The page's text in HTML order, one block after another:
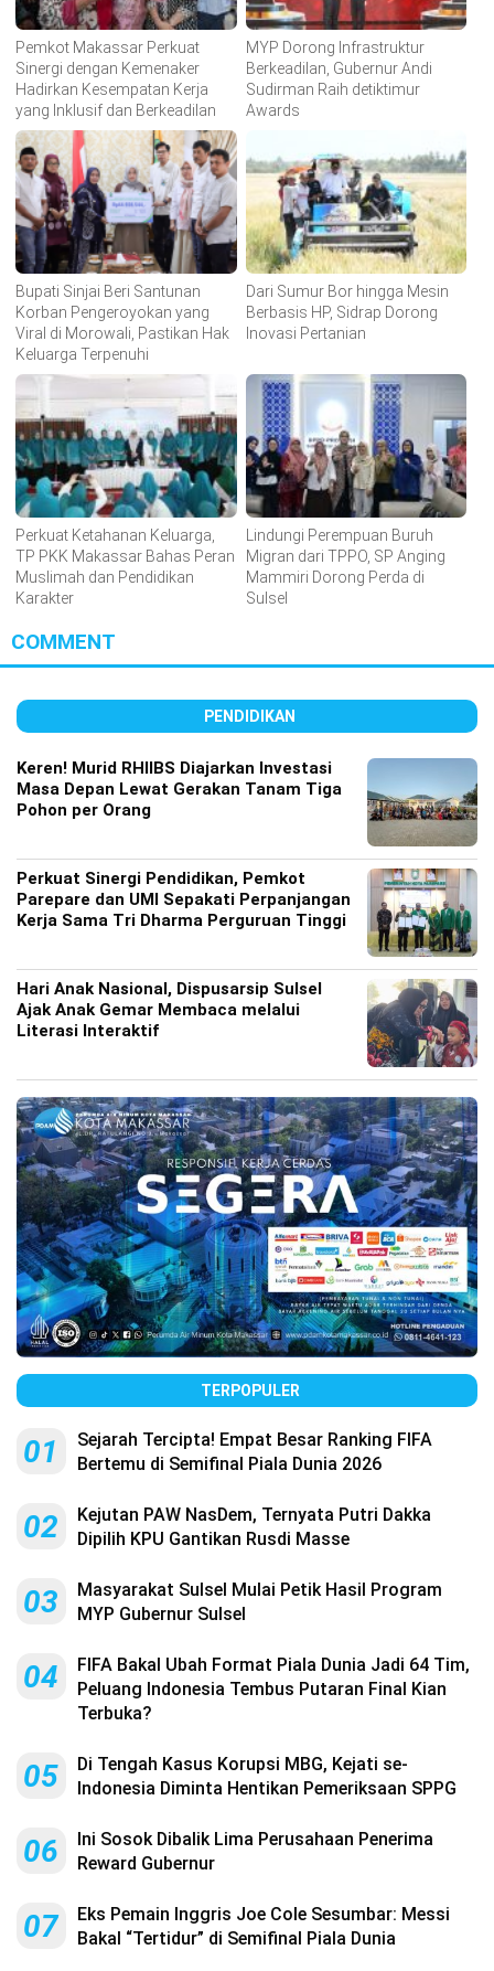
Pemkot Makassar Perkuat
Sinergi dengan Kemenaker
Hadirkan Kesempatan Kerja
yang Inklusif dan Berkeadilan
MYP Dorong Infrastruktur
Berkeadilan, Gubernur Andi
Sudirman Raih detiktimur
Awards
Bupati Sinjai Beri Santunan
Korban Pengeroyokan yang
Viral di Morowali, Pastikan Hak
Keluarga Terpenuhi
Dari Sumur Bor hingga Mesin
Berbasis HP, Sidrap Dorong
Inovasi Pertanian
Perkuat Ketahanan Keluarga,
TP PKK Makassar Bahas Peran
Muslimah dan Pendidikan
Karakter
Lindungi Perempuan Buruh
Migran dari TPPO, SP Anging
Mammiri Dorong Perda di
Sulsel
COMMENT
PENDIDIKAN
Keren! Murid RHIIBS Diajarkan Investasi
Masa Depan Lewat Gerakan Tanam Tiga
Pohon per Orang
Perkuat Sinergi Pendidikan, Pemkot
Parepare dan UMI Sepakati Perpanjangan
Kerja Sama Tri Dharma Perguruan Tinggi
Hari Anak Nasional, Dispusarsip Sulsel
Ajak Anak Gemar Membaca melalui
Literasi Interaktif
TERPOPULER
01
Sejarah Tercipta! Empat Besar Ranking FIFA
Bertemu di Semifinal Piala Dunia 2026
02
Kejutan PAW NasDem, Ternyata Putri Dakka
Dipilih KPU Gantikan Rusdi Masse
03
Masyarakat Sulsel Mulai Petik Hasil Program
MYP Gubernur Sulsel
04
FIFA Bakal Ubah Format Piala Dunia Jadi 64 Tim,
Peluang Indonesia Tembus Putaran Final Kian
Terbuka?
05
Di Tengah Kasus Korupsi MBG, Kejati se-
Indonesia Diminta Hentikan Pemeriksaan SPPG
06
Ini Sosok Dibalik Lima Perusahaan Penerima
Reward Gubernur
07
Eks Pemain Inggris Joe Cole Sesumbar: Messi
Bakal “Tertidur” di Semifinal Piala Dunia